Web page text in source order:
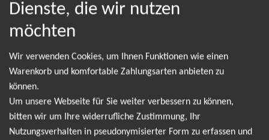
Leider gibt es aktuell von Zach Bryan keine
Termine. Wir informieren dich jedoch gerne
direkt, sobald es neue Termine gibt. Einfach hier
Dienste, die wir nutzen
möchten
Wir verwenden Cookies, um Ihnen Funktionen wie einen
Warenkorb und komfortable Zahlungsarten anbieten zu
können.
Um unsere Webseite für Sie weiter verbessern zu können,
bitten wir um Ihre widerrufliche Zustimmung, Ihr
Nutzungsverhalten in pseudonymisierter Form zu erfassen und